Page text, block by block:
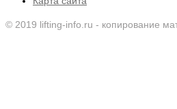
© 2019 lifting-info.ru - копирование